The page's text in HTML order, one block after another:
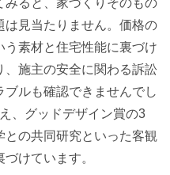
みると、家づくりそのもの
は見当たりません。価格の
素材と住宅性能に裏づけ
、施主の安全に関わる訴訟
ルも確認できませんでし
、グッドデザイン賞の3
の共同研究といった客観
けています。